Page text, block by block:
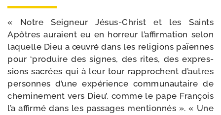
« Notre Seigneur Jésus-​Christ et les Saints
Apôtres auraient eu en hor­reur l’affirmation selon
laquelle Dieu a œuvré dans les reli­gions païennes
pour ‘pro­duire des signes, des rites, des expres­
sions sacrées qui à leur tour rap­prochent d’autres
per­sonnes d’une expé­rience com­mu­nau­taire de
che­mi­ne­ment vers Dieu’, comme le pape François
l’a affir­mé dans les pas­sages men­tion­nés ». « Une